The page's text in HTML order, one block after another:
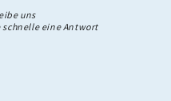
uns
schnelle eine Antwort